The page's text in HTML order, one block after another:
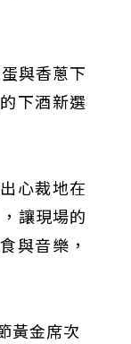
與香蔥下
下酒新選
心裁地在
讓現場的
與音樂，
黃金席次